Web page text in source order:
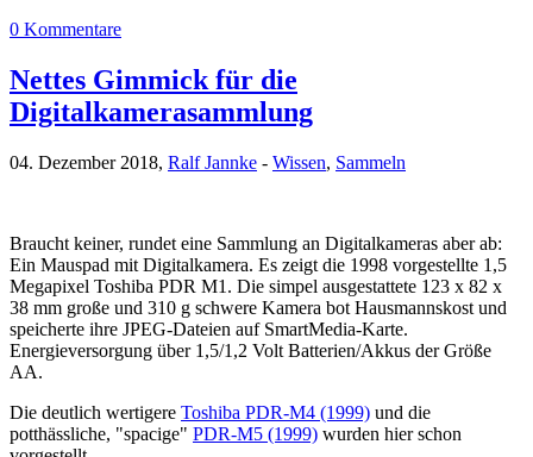
0 Kommentare
Nettes Gimmick für die
Digitalkamerasammlung
04. Dezember 2018, Ralf Jannke - Wissen, Sammeln
Braucht keiner, rundet eine Sammlung an Digitalkameras aber ab:
Ein Mauspad mit Digitalkamera. Es zeigt die 1998 vorgestellte 1,5
Megapixel Toshiba PDR M1. Die simpel ausgestattete 123 x 82 x
38 mm große und 310 g schwere Kamera bot Hausmannskost und
speicherte ihre JPEG-Dateien auf SmartMedia-Karte.
Energieversorgung über 1,5/1,2 Volt Batterien/Akkus der Größe
AA.
Die deutlich wertigere Toshiba PDR-M4 (1999) und die
potthässliche, "spacige" PDR-M5 (1999) wurden hier schon